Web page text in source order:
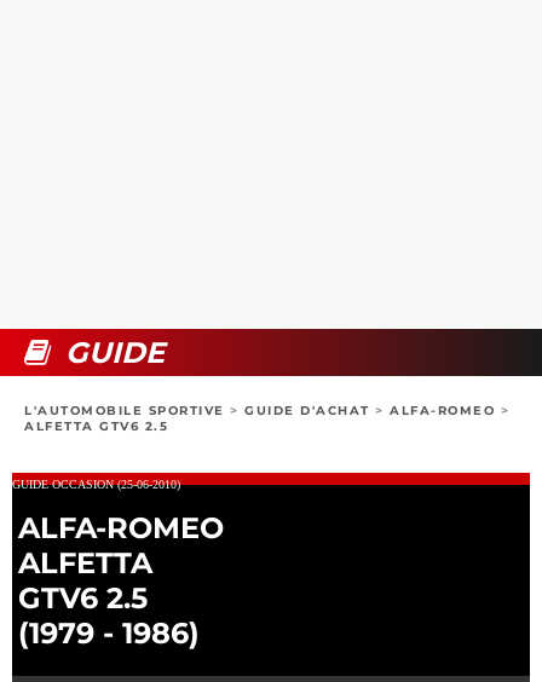
BOUTIQUE
GUIDE
L'AUTOMOBILE SPORTIVE > GUIDE D'ACHAT > ALFA-ROMEO >
ALFETTA GTV6 2.5
GUIDE OCCASION (25-06-2010)
ALFA-ROMEO
ALFETTA
GTV6 2.5
(1979 - 1986)